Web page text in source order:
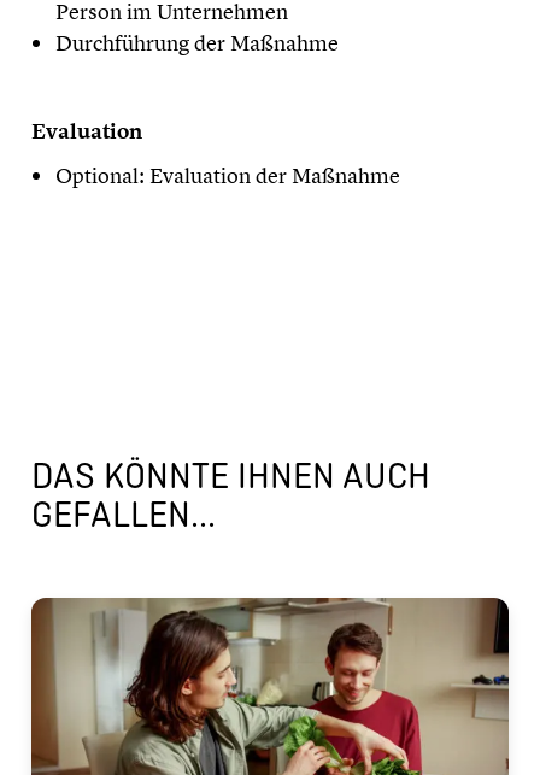
Person im Unternehmen
Durchführung der Maßnahme
Evaluation
Optional: Evaluation der Maßnahme
DAS KÖNNTE IHNEN AUCH
GEFALLEN...